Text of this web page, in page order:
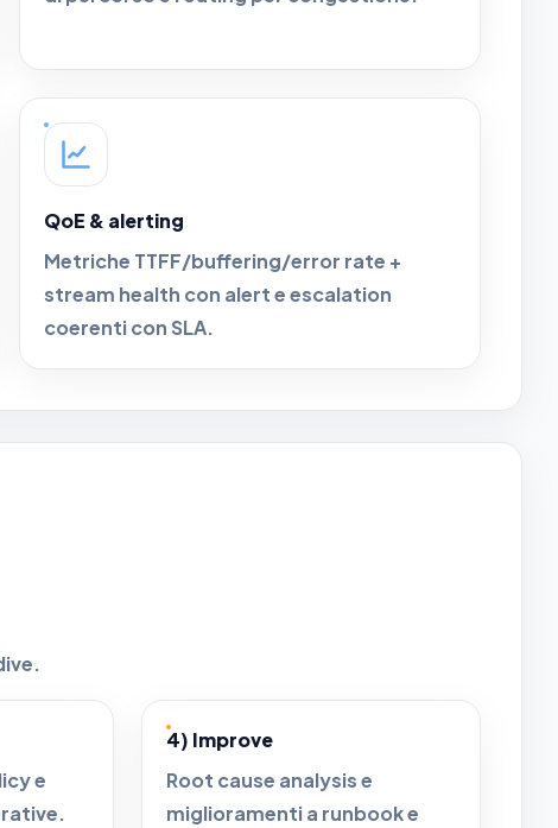
QoE & alerting
Metriche TTFF/buffering/error rate +
stream health con alert e escalation
coerenti con SLA.
e
4) Improve
Root cause analysis e
miglioramenti a runbook e